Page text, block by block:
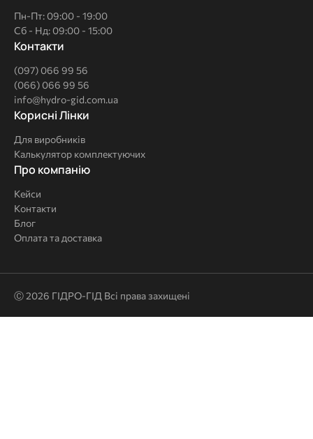
Пн-Пт: 09:00 - 19:00
Сб - Нд: 09:00 - 15:00
Контакти
(097) 066 99 56
(066) 066 99 56
info@hydro-gid.com.ua
Корисні
Корисні Лінки
Для виробників
Калькулятор комплектуючих
Про
компанію
Про компанію
Кейси
Контакти
Блог
Оплата та доставка
Ⓒ 2026 ГІДРО-ГІД Всі права захищені